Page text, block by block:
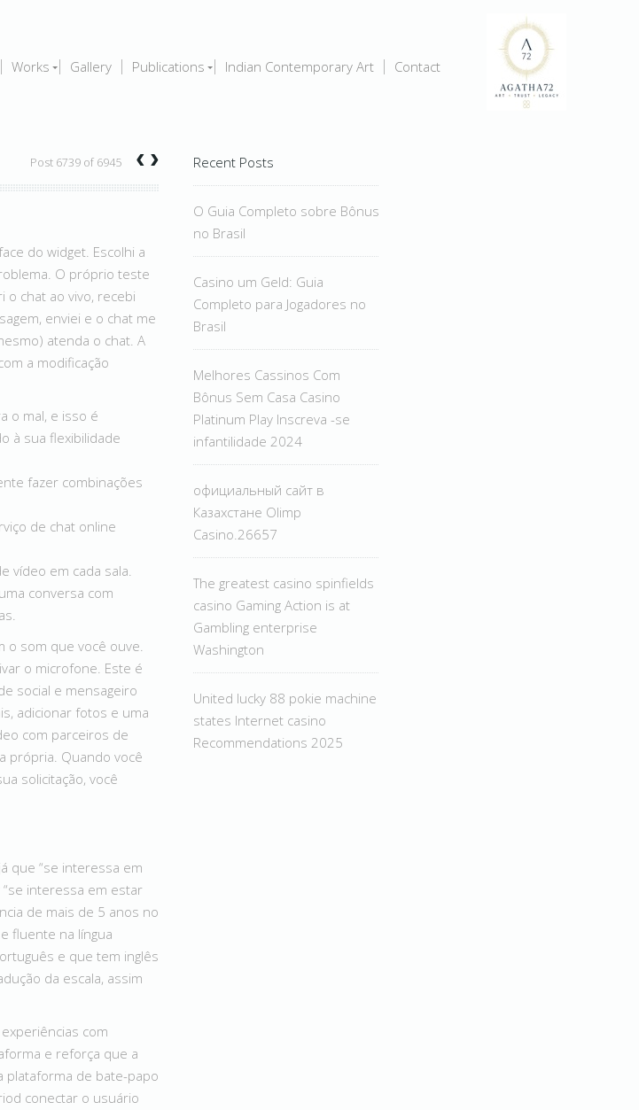
Works Gallery Publications Indian Contemporary Art Contact
Post 6739 of 6945 ‹›
do widget. Escolhi a
O próprio teste
chat ao vivo, recebi
enviei e o chat me
atenda o chat. A
a modificação
o mal, e isso é
à sua flexibilidade
fazer combinações
de chat online
vídeo em cada sala.
conversa com
o som que você ouve.
o microfone. Este é
social e mensageiro
adicionar fotos e uma
com parceiros de
própria. Quando você
solicitação, você
que “se interessa em
interessa em estar
de mais de 5 anos no
fluente na língua
e que tem inglês
da escala, assim
com
e reforça que a
plataforma de bate-papo
conectar o usuário
Recent Posts
O Guia Completo sobre Bônus
no Brasil
Casino um Geld: Guia
Completo para Jogadores no
Brasil
Melhores Cassinos Com
Bônus Sem Casa Casino
Platinum Play Inscreva -se
infantilidade 2024
официальный сайт в
Казахстане Olimp
Casino.26657
The greatest casino spinfields
casino Gaming Action is at
Gambling enterprise
Washington
United lucky 88 pokie machine
states Internet casino
Recommendations 2025